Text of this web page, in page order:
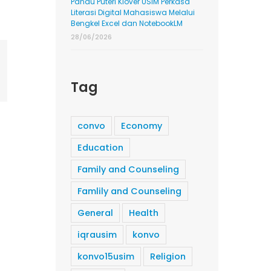
Literasi Digital Mahasiswa Melalui
Bengkel Excel dan NotebookLM
28/06/2026
Tag
convo
Economy
Education
Family and Counseling
Famlily and Counseling
General
Health
iqrausim
konvo
konvo15usim
Religion